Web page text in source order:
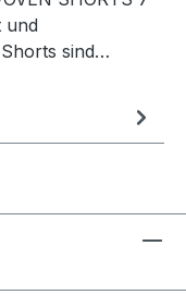
und
sind…